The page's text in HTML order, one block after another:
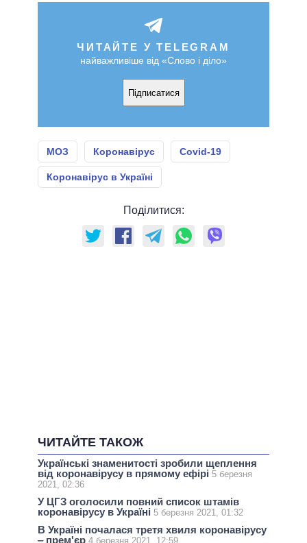
ЧИТАЙТЕ У TELEGRAM
найважливіше від «Слово і діло»
Підписатися
МОЗ Коронавірус Covid-19
Коронавірус в Україні
Поділитися:
ЧИТАЙТЕ ТАКОЖ
Українські знаменитості зробили щеплення
від коронавірусу в прямому ефірі 5 березня
2021, 02:36
У ЦГЗ оголосили повний список штамів
коронавірусу в Україні 5 березня 2021, 01:32
В Україні почалася третя хвиля коронавірусу
‒ прем'єр 4 березня 2021, 12:59